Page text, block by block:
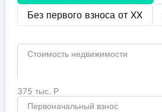
Без первого взноса от XX
Стоимость недвижимости
375 тыс. Р
Первоначальный взнос